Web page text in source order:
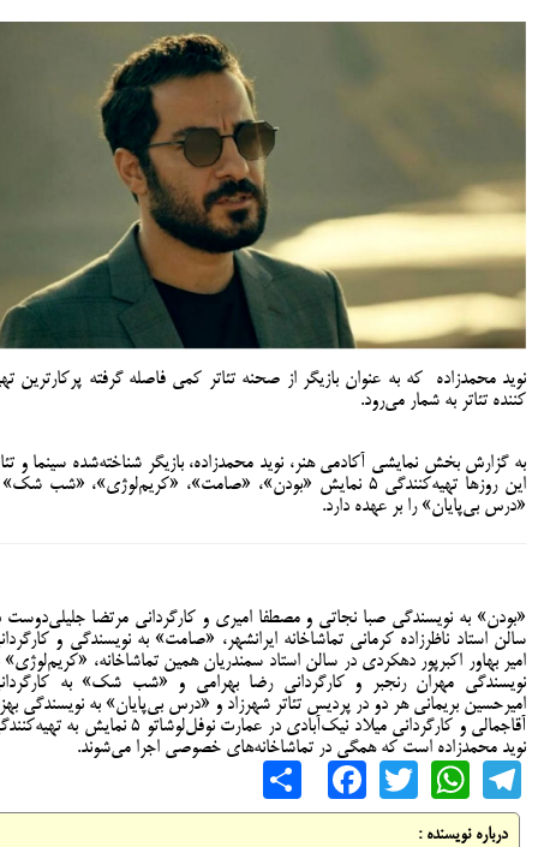
نوید محمدزاده که به عنوان بازیگر از صحنه تئاتر کمی فاصله گرفته پرکارترین
کننده تئاتر به شمار می‌رود.
به گزارش بخش نمایشی آکادمی هنر، نوید محمدزاده، بازیگر شناخته‌شده سینما و
این روزها تهیه‌کنندگی ۵ نمایش «بودن»، «صامت»، «کریم‌لوژی»، «شب
«درس بی‌پایان» را بر عهده دارد.
«بودن» به نویسندگی صبا ‌نجاتی و مصطفا امیری و کارگردانی مرتضا ‌جلیلی‌دوست
سالن استاد ناظرزاده کرمانی تماشاخانه ایرانشهر، «صامت» به نویسندگی و
امیر بهاور اکبرپور دهکردی در سالن استاد سمندریان همین تماشاخانه، «کریم‌لوژی»
نویسندگی مهران رنجبر و کارگردانی رضا بهرامی و «شب شک» به
امیرحسین بریمانی هر دو در پردیس تئاتر شهرزاد و «درس بی‌پایان» به نویسندگی
آقاجمالی و کارگردانی میلاد نیک‌آبادی در عمارت نوفل‌لوشاتو ۵ نمایش به
نوید محمدزاده است که همگی در تماشاخانه‌های خصوصی اجرا می‌شوند.
Telegram
WhatsApp
Twitter
Facebook
درباره نویسنده :